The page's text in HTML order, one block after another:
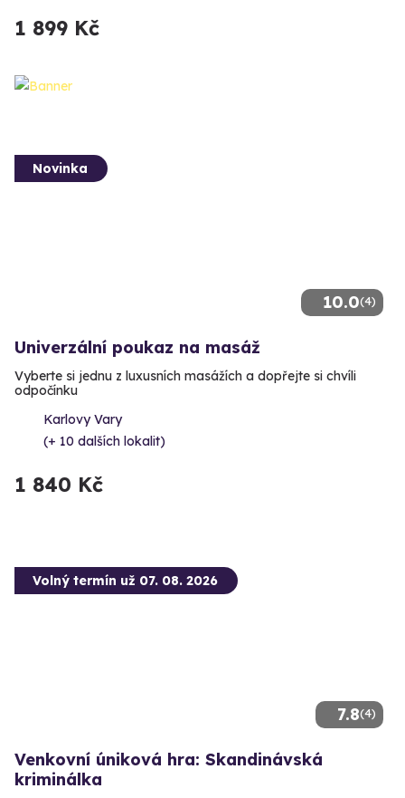
1 899 Kč
10.0(4)
Novinka
Univerzální poukaz na masáž
Vyberte si jednu z luxusních masážích a dopřejte si chvíli
odpočínku
Karlovy Vary
(+ 10 dalších lokalit)
1 840 Kč
7.8(4)
Volný termín už 07. 08. 2026
Venkovní úniková hra: Skandinávská
kriminálka